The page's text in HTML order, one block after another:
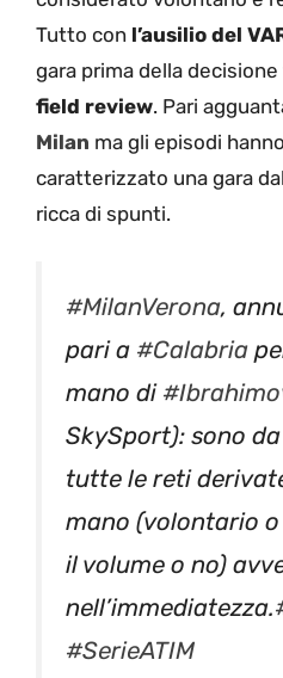
Tutto con l’ausilio del
gara prima della decisione
field review. Pari
Milan ma gli episodi
caratterizzato una gara
ricca di spunti.
#MilanVerona,
pari a #Calabria
mano di
SkySport): sono
tutte le reti
mano (volontario
il volume o no)
nell’immediatezza.
#SerieATIM